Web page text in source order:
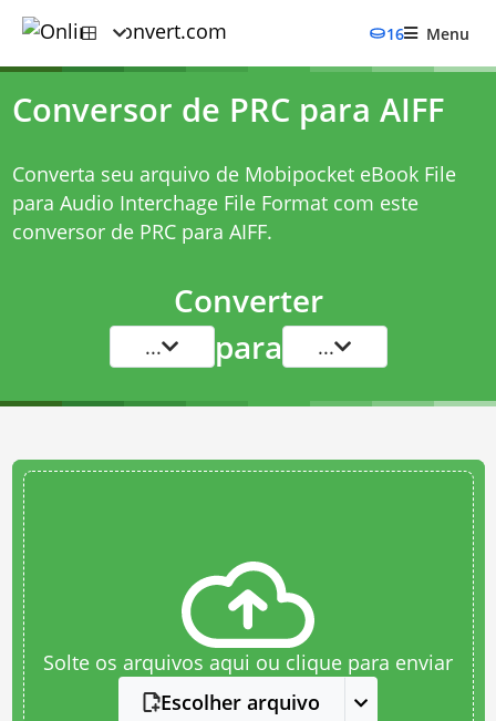
16 Menu
Conversor de PRC para AIFF
Converta seu arquivo de Mobipocket eBook File
para Audio Interchage File Format com este
conversor de PRC para AIFF.
Converter
... para ...
Solte os arquivos aqui ou clique para enviar
Escolher arquivo